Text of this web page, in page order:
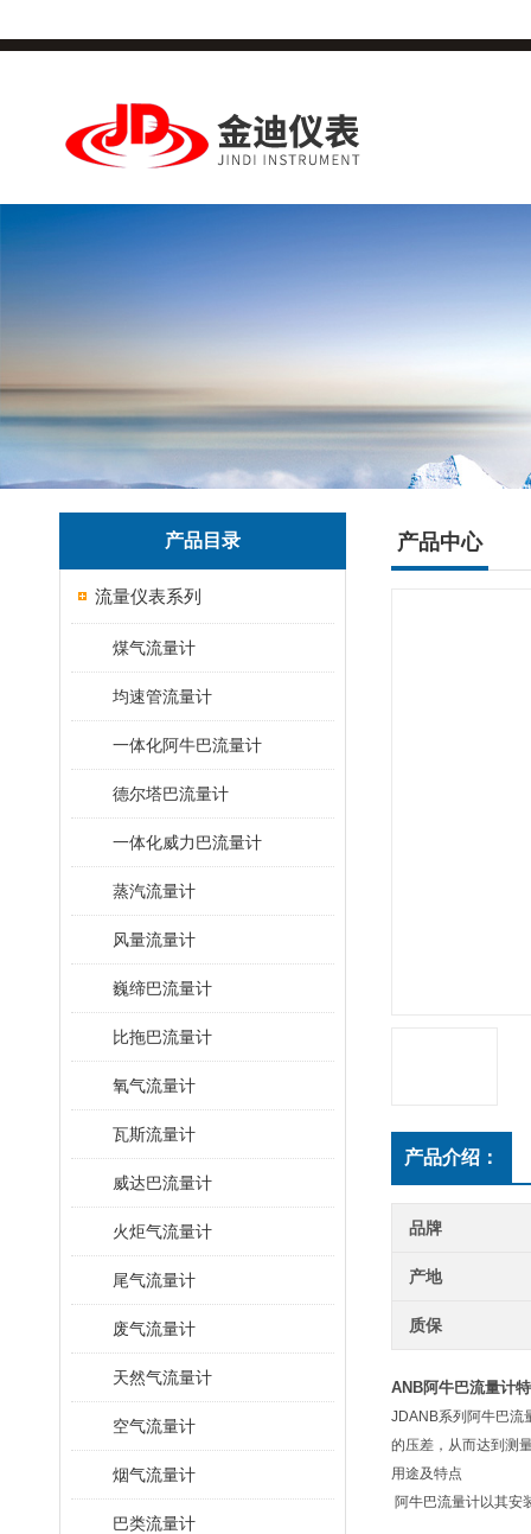
产品目录
流量仪表系列
煤气流量计
均速管流量计
一体化阿牛巴流量计
德尔塔巴流量计
一体化威力巴流量计
蒸汽流量计
风量流量计
巍缔巴流量计
比拖巴流量计
氧气流量计
瓦斯流量计
威达巴流量计
火炬气流量计
尾气流量计
废气流量计
天然气流量计
空气流量计
烟气流量计
巴类流量计
产品中心
产品介绍：
品牌
产地
质保
ANB阿牛巴流量计
JDANB系列阿牛巴流
的压差，从而达到测
用途及特点
阿牛巴流量计以其安